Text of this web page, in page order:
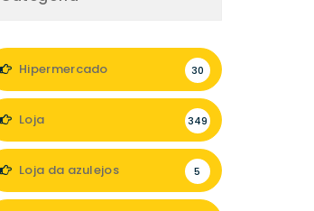
Hipermercado 30
Loja 349
Loja da azulejos 5